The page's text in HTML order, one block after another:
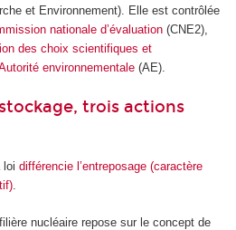
et Environnement). Elle est contrôlée
nationale d’évaluation(CNE2),
des choix scientifiques et
environnementale(AE).
trois actions
loi différencie l’entreposage (caractère
.
nucléaire repose sur le concept de